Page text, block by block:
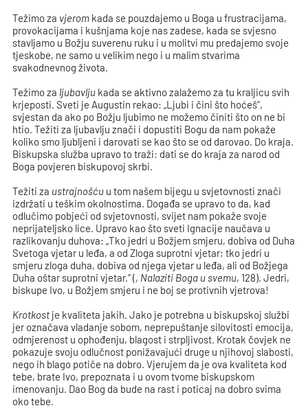
Težimo za vjerom kada se pouzdajemo u Boga u frustracijama,
provokacijama i kušnjama koje nas zadese, kada se svjesno
stavljamo u Božju suverenu ruku i u molitvi mu predajemo svoje
tjeskobe, ne samo u velikim nego i u malim stvarima
svakodnevnog života.
Težimo za ljubavlju kada se aktivno zalažemo za tu kraljicu svih
krjeposti. Sveti je Augustin rekao: „Ljubi i čini što hoćeš“,
svjestan da ako po Božju ljubimo ne možemo činiti što on ne bi
htio. Težiti za ljubavlju znači i dopustiti Bogu da nam pokaže
koliko smo ljubljeni i darovati se kao što se od darovao. Do kraja.
Biskupska služba upravo to traži: dati se do kraja za narod od
Boga povjeren biskupovoj skrbi.
Težiti za ustrajnošću u tom našem bijegu u svjetovnosti znači
izdržati u teškim okolnostima. Događa se upravo to da, kad
odlučimo pobjeći od svjetovnosti, svijet nam pokaže svoje
neprijateljsko lice. Upravo kao što sveti Ignacije naučava u
razlikovanju duhova: „Tko jedri u Božjem smjeru, dobiva od Duha
Svetoga vjetar u leđa, a od Zloga suprotni vjetar; tko jedri u
smjeru zloga duha, dobiva od njega vjetar u leđa, ali od Božjega
Duha oštar suprotni vjetar.“ (, Nalaziti Boga u svemu, 128). Jedri,
biskupe Ivo, u Božjem smjeru i ne boj se protivnih vjetrova!
Krotkost je kvaliteta jakih. Jako je potrebna u biskupskoj službi
jer označava vladanje sobom, neprepuštanje silovitosti emocija,
odmjerenost u ophođenju, blagost i strpljivost. Krotak čovjek ne
pokazuje svoju odlučnost ponižavajući druge u njihovoj slabosti,
nego ih blago potiče na dobro. Vjerujem da je ova kvaliteta kod
tebe, brate Ivo, prepoznata i u ovom tvome biskupskom
imenovanju. Dao Bog da bude na rast i poticaj na dobro svima
oko tebe.